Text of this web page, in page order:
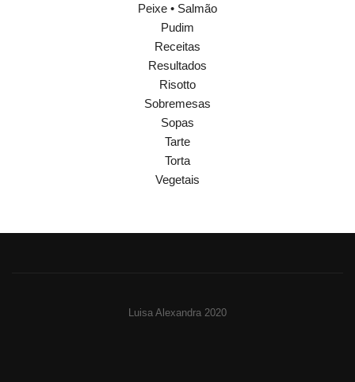
Peixe • Salmão
Pudim
Receitas
Resultados
Risotto
Sobremesas
Sopas
Tarte
Torta
Vegetais
Luisa Alexandra 2020